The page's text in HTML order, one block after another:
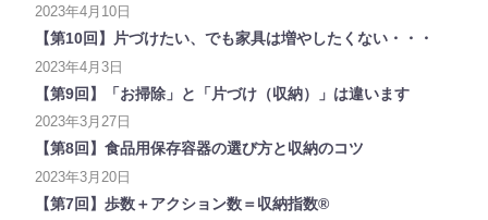
2023年4月10日
【第10回】片づけたい、でも家具は増やしたくない・・・
2023年4月3日
【第9回】「お掃除」と「片づけ（収納）」は違います
2023年3月27日
【第8回】食品用保存容器の選び方と収納のコツ
2023年3月20日
【第7回】歩数＋アクション数＝収納指数®